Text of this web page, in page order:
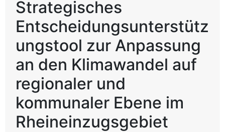
Strategisches
Entscheidungsunterstütz
ungstool zur Anpassung
an den Klimawandel auf
regionaler und
kommunaler Ebene im
Rheineinzugsgebiet